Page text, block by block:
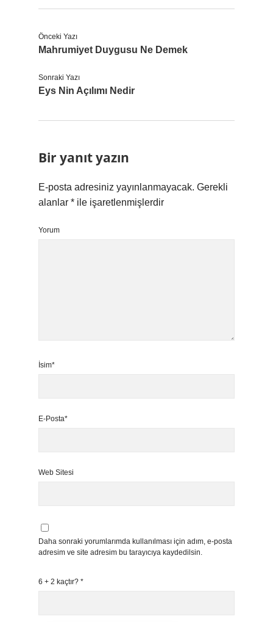
Önceki Yazı
Mahrumiyet Duygusu Ne Demek
Sonraki Yazı
Eys Nin Açılımı Nedir
Bir yanıt yazın
E-posta adresiniz yayınlanmayacak. Gerekli
alanlar * ile işaretlenmişlerdir
Yorum
İsim*
E-Posta*
Web Sitesi
Daha sonraki yorumlarımda kullanılması için adım, e-posta
adresim ve site adresim bu tarayıcıya kaydedilsin.
6 + 2 kaçtır? *